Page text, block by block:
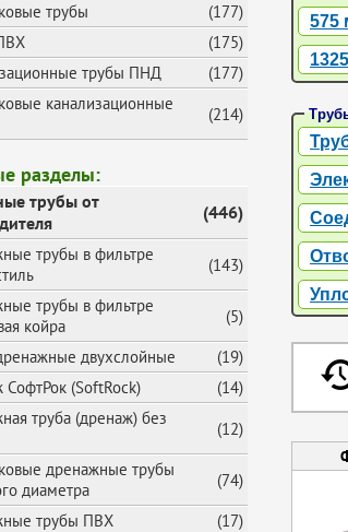
трубы
(177)
(175)
трубы ПНД
(177)
канализационные
(214)
разделы:
трубы от
(446)
трубы в фильтре
(143)
трубы в фильтре
койра
(5)
двухслойные
(19)
(SoftRock)
(14)
труба (дренаж) без
(12)
дренажные трубы
диаметра
(74)
трубы ПВХ
(17)
575